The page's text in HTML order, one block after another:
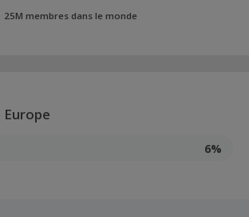
25M membres dans le monde
6%